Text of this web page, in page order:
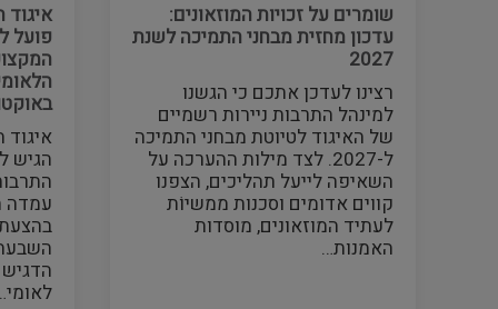
שומרים על זכויות המוזאונים:
עדכון מחזית מבחני התמיכה לשנת
2027
רצינו לעדכן אתכם כי הגשנו
למינהל התרבות ניירות רשמיים
של האיגוד לטיוטת מבחני התמיכה
ל-2027. לצד מילות ההערכה על
השאיפה לייעל תהליכים, הצפנו
קווים אדומים וסכנות ממשיוֹת
לעתיד המוזאונים, מוסדות
האמנות…
איגוד
פועל
איגוד
הגיש
עמדה